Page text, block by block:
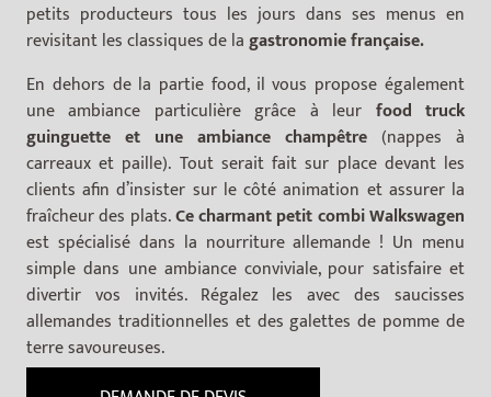
petits producteurs tous les jours dans ses menus en
revisitant les classiques de lagastronomie française.
En dehors de la partie food, il vous propose également
une ambiance particulière grâce à leur food truck
guinguette et une ambiance champêtre (nappes à
carreaux et paille). Tout serait fait sur place devant les
clients afin d’insister sur le côté animation et assurer la
fraîcheur des plats.Ce charmant petit combi Walkswagen
est spécialisé dans la nourriture allemande ! Un menu
simple dans une ambiance conviviale, pour satisfaire et
divertir vos invités. Régalez les avec des saucisses
allemandes traditionnelles et des galettes de pomme de
terre savoureuses.